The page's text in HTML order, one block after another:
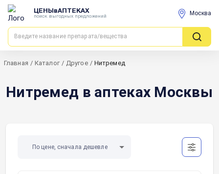
ЦЕНЫвАПТЕКАХ
поиск выгодных предложений Москва
Главная / Каталог / Другое / Нитремед
Нитремед в аптеках Москвы
По цене, сначала дешевле